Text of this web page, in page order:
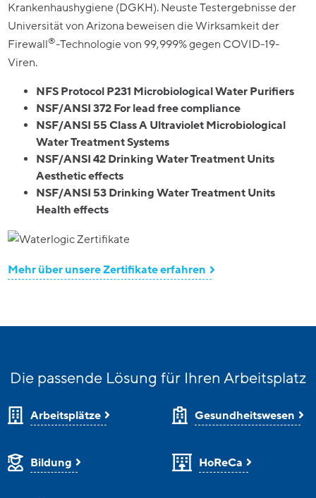
Krankenhaushygiene (DGKH). Neuste Testergebnisse der
Universität von Arizona beweisen die Wirksamkeit der
Firewall®-Technologie von 99,999% gegen COVID-19-
Viren.
NFS Protocol P231 Microbiological Water Purifiers
NSF/ANSI 372 For lead free compliance
NSF/ANSI 55 Class A Ultraviolet Microbiological
Water Treatment Systems
NSF/ANSI 42 Drinking Water Treatment Units
Aesthetic effects
NSF/ANSI 53 Drinking Water Treatment Units
Health effects
Mehr über unsere Zertifikate erfahren
Die passende Lösung für Ihren Arbeitsplatz
Arbeitsplätze Gesundheitswesen
Bildung HoReCa